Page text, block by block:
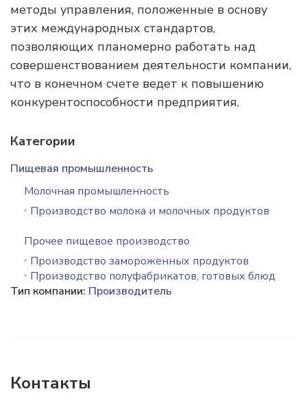
методы управления, положенные в основу
этих международных стандартов,
позволяющих планомерно работать над
совершенствованием деятельности компании,
что в конечном счете ведет к повышению
конкурентоспособности предприятия.
Категории
Пищевая промышленность
Молочная промышленность
Производство молока и молочных продуктов
Прочее пищевое производство
Производство замороженных продуктов
Производство полуфабрикатов, готовых блюд
Тип компании: Производитель
Контакты